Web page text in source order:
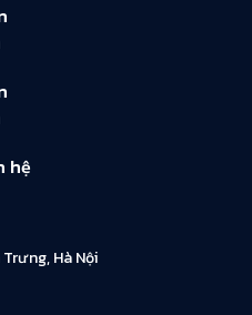
hệ
Hà Nội